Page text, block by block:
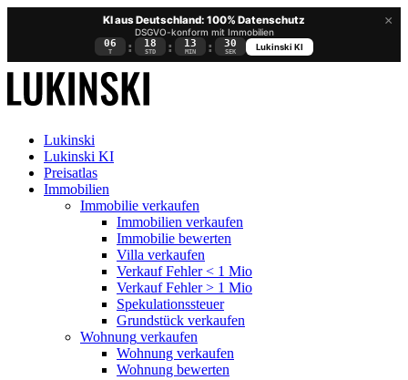
×
KI aus Deutschland: 100% Datenschutz
DSGVO-konform mit Immobilien
06
T : 18
STD : 13
MIN : 30
SEK
Lukinski KI
Lukinski
Lukinski KI
Preisatlas
Immobilien
Immobilie verkaufen
Immobilien verkaufen
Immobilie bewerten
Villa verkaufen
Verkauf Fehler < 1 Mio
Verkauf Fehler > 1 Mio
Spekulationssteuer
Grundstück verkaufen
Wohnung verkaufen
Wohnung verkaufen
Wohnung bewerten